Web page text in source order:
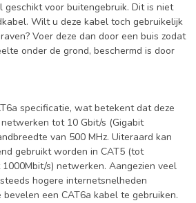
geschikt voor buitengebruik. Dit is niet
Wilt u deze kabel toch gebruikelijk
Voer deze dan door een buis zodat
onder de grond, beschermd is door
specificatie, wat betekent dat deze
tot 10 Gbit/s (Gigabit
van 500 MHz. Uiteraard kan
gebruikt worden in CAT5 (tot
s) netwerken. Aangezien veel
hogere internetsnelheden
een CAT6a kabel te gebruiken.